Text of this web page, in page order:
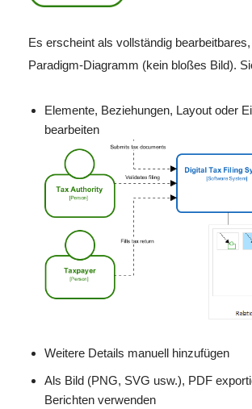
Es erscheint als vollständig
Paradigm-Diagramm (kein bloßes Bild).
Elemente, Beziehungen, Layout oder
bearbeiten
Weitere Details manuell hinzufügen
Als Bild (PNG, SVG usw.), PDF
Berichten verwenden